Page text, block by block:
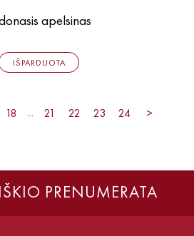
apelsinas
IŠPARDUOTA
18 ... 21 22 23 24 >
PRENUMERATA